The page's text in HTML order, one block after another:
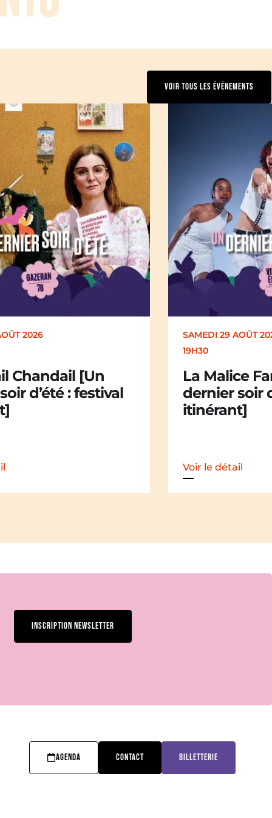
VOIR TOUS LES ÉVÉNEMENTS
SAMEDI 29 AOÛT 2026
La Malice Family [Un
dernier soir d’été : festival
itinérant]
Voir le détail Voir le
INSCRIPTION NEWSLETTER
AGENDA CONTACT BILLETTERIE